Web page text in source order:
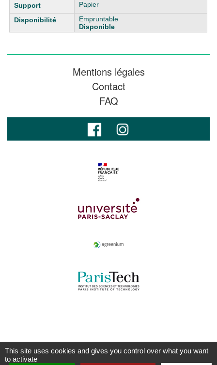
Papier
Empruntable
Disponible
Mentions légales
Contact
FAQ
This site uses cookies and gives you control over what you want
to activate